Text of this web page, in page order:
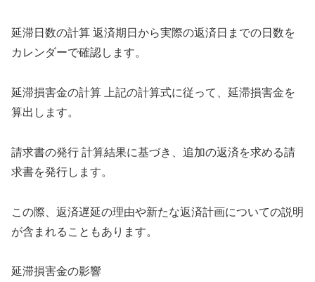
延滞日数の計算 返済期日から実際の返済日までの日数を
カレンダーで確認します。
延滞損害金の計算 上記の計算式に従って、延滞損害金を
算出します。
請求書の発行 計算結果に基づき、追加の返済を求める請
求書を発行します。
この際、返済遅延の理由や新たな返済計画についての説明
が含まれることもあります。
延滞損害金の影響